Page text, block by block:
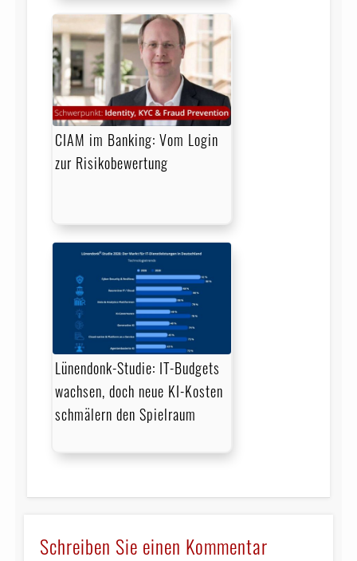
CIAM im Banking: Vom Login
zur Risikobewertung
Lünendonk-Studie: IT-Budgets
wachsen, doch neue KI-Kosten
schmälern den Spielraum
Schreiben Sie einen Kommentar